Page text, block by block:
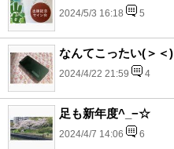
2024/5/3 16:18 5
なんてこったい(＞＜)
2024/4/22 21:59 4
足も新年度^_−☆
2024/4/7 14:06 6